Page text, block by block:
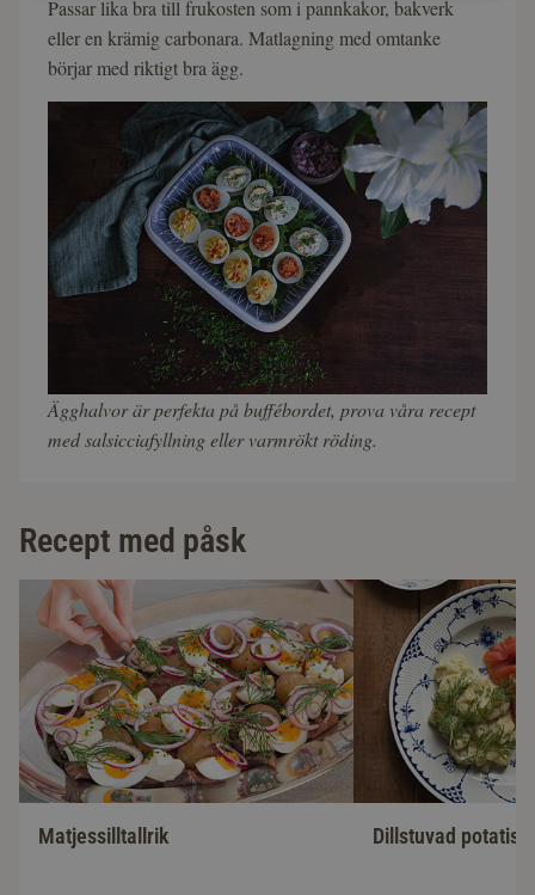
Passar lika bra till frukosten som i pannkakor, bakverk
eller en krämig carbonara. Matlagning med omtanke
börjar med riktigt bra ägg.
Ägghalvor är perfekta på buffébordet, prova våra recept
med salsicciafyllning eller varmrökt röding.
Recept med påsk
Matjessilltallrik Dillstuvad potatis